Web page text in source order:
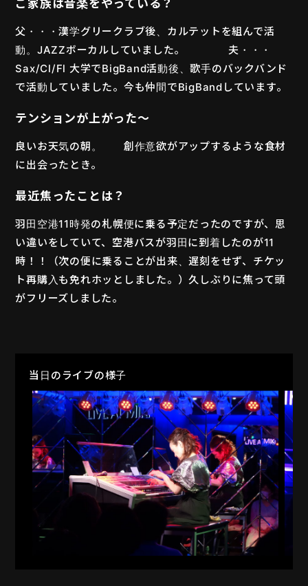
ご家族は音楽をやっている？
父・・・漢学グリークラブ後、カルテットを組んで活
動。JAZZボーカルしていました。 夫・・・
Sax/Cl/Fl 大学でBigBand活動後、歌手のバックバンド
で活動していました。今も仲間でBigBandしています。
テンションが上がった〜
良いお天気の朝。 創作意欲がアップするような食材
に出会ったとき。
最近焦ったことは？
羽田空港11時発の札幌便に乗る予定だったのですが、思
い違いをしていて、空港バスが羽田に到着したのが11
時！！（次の便に乗ることが出来、遅刻をせず、チケッ
ト再購入も免れホッとしました。）久しぶりに焦って頭
がフリーズしました。
当日のライブの様子